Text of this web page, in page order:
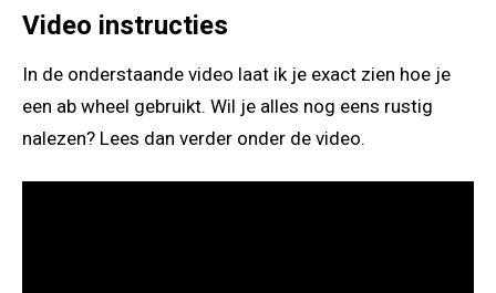
Video instructies
In de onderstaande video laat ik je exact zien hoe je
een ab wheel gebruikt. Wil je alles nog eens rustig
nalezen? Lees dan verder onder de video.